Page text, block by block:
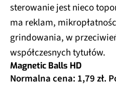
sterowanie jest nieco
ma reklam,
grindowania, w
współczesnych tytułów.
Magnetic Balls HD
Normalna cena: 1,79 zł.